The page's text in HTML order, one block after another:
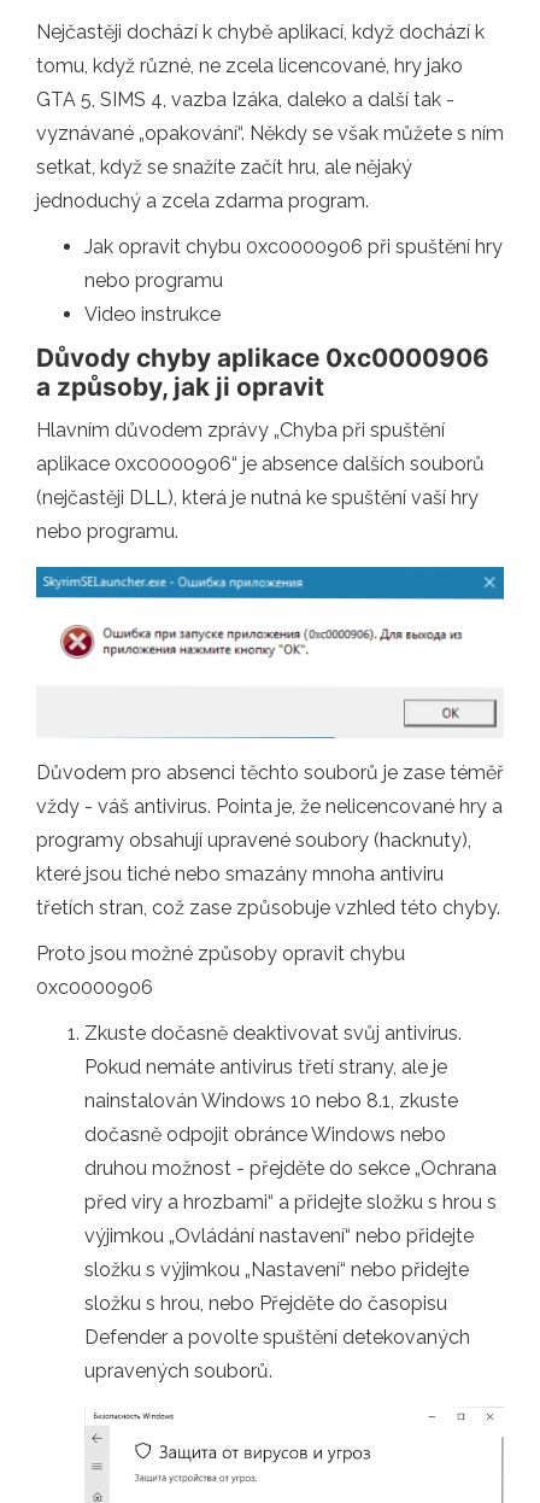
Nejčastěji dochází k chybě aplikací, když dochází k
tomu, když různé, ne zcela licencované, hry jako
GTA 5, SIMS 4, vazba Izáka, daleko a další tak -
vyznávané „opakování“. Někdy se však můžete s ním
setkat, když se snažíte začít hru, ale nějaký
jednoduchý a zcela zdarma program.
Jak opravit chybu 0xc0000906 při spuštění hry
nebo programu
Video instrukce
Důvody chyby aplikace 0xc0000906
a způsoby, jak ji opravit
Hlavním důvodem zprávy „Chyba při spuštění
aplikace 0xc0000906“ je absence dalších souborů
(nejčastěji DLL), která je nutná ke spuštění vaší hry
nebo programu.
Důvodem pro absenci těchto souborů je zase téměř
vždy - váš antivirus. Pointa je, že nelicencované hry a
programy obsahují upravené soubory (hacknuty),
které jsou tiché nebo smazány mnoha antiviru
třetích stran, což zase způsobuje vzhled této chyby.
Proto jsou možné způsoby opravit chybu
0xc0000906
Zkuste dočasně deaktivovat svůj antivirus.
Pokud nemáte antivirus třetí strany, ale je
nainstalován Windows 10 nebo 8.1, zkuste
dočasně odpojit obránce Windows nebo
druhou možnost - přejděte do sekce „Ochrana
před viry a hrozbami“ a přidejte složku s hrou s
výjimkou „Ovládání nastavení“ nebo přidejte
složku s výjimkou „Nastavení“ nebo přidejte
složku s hrou, nebo Přejděte do časopisu
Defender a povolte spuštění detekovaných
upravených souborů.